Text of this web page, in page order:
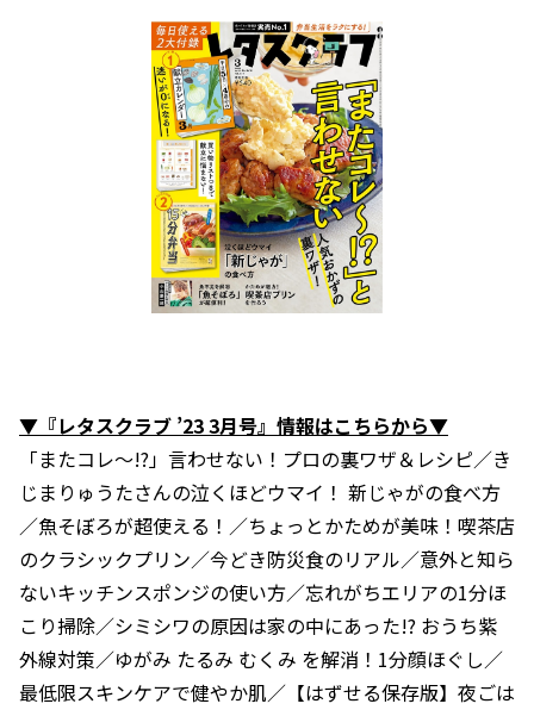
▼『レタスクラブ ’23 3月号』情報はこちらから▼
「またコレ～!?」言わせない！プロの裏ワザ＆レシピ／き
じまりゅうたさんの泣くほどウマイ！ 新じゃがの食べ方
／魚そぼろが超使える！／ちょっとかためが美味！喫茶店
のクラシックプリン／今どき防災食のリアル／意外と知ら
ないキッチンスポンジの使い方／忘れがちエリアの1分ほ
こり掃除／シミシワの原因は家の中にあった!? おうち紫
外線対策／ゆがみ たるみ むくみ を解消！1分顔ほぐし／
最低限スキンケアで健やか肌／【はずせる保存版】夜ごは